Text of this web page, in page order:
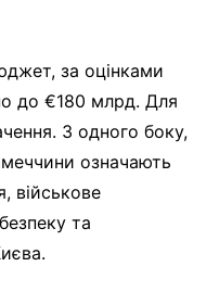
за оцінками
до €180 млрд. Для
З одного боку,
означають
військове
та